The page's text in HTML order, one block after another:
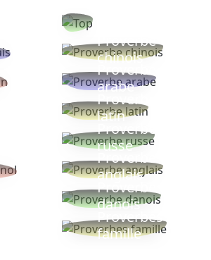
Proverbe
chinois
Proverbe
arabe
Proverbe
latin
Proverbe
russe
Proverbe
anglais
Proverbe
danois
Proverbes
famille